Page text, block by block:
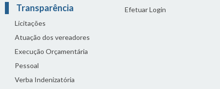
Transparência
Licitações
Atuação dos vereadores
Execução Orçamentária
Pessoal
Verba Indenizatória
Efetuar Login